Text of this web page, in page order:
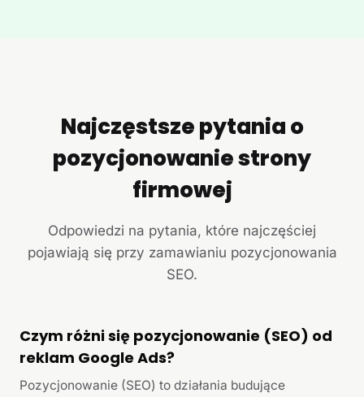
Najczęstsze pytania o
pozycjonowanie strony
firmowej
Odpowiedzi na pytania, które najczęściej
pojawiają się przy zamawianiu pozycjonowania
SEO.
Czym różni się pozycjonowanie (SEO) od
reklam Google Ads?
Pozycjonowanie (SEO) to działania budujące